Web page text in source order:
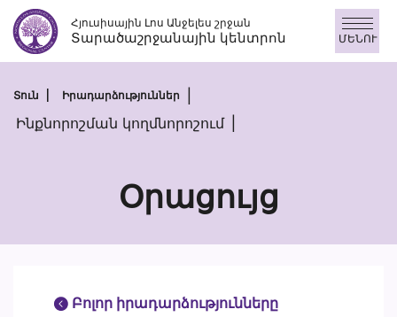
Անցնել
բովանդակությանըՀյուսիսային Լոս Անջելես շրջան
Տարածաշրջանային կենտրոն ՄԵՆՈՒ
Տուն Իրադարձություններ
Ինքնորոշման կողմնորոշում
Օրացույց
Բոլոր իրադարձությունները